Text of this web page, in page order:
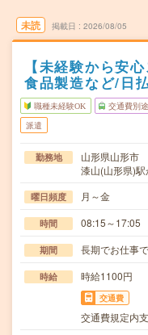
未読 掲載日 2026/08/05
【未経験から安
食品製造など/日
職種未経験OK 交通費別
派遣
勤務地
山形県山形市
漆山(山形県)
曜日頻度 月～金
時間 08:15～17:05
期間 長期でお仕事
時給 時給1100円
交通費
交通費規定内